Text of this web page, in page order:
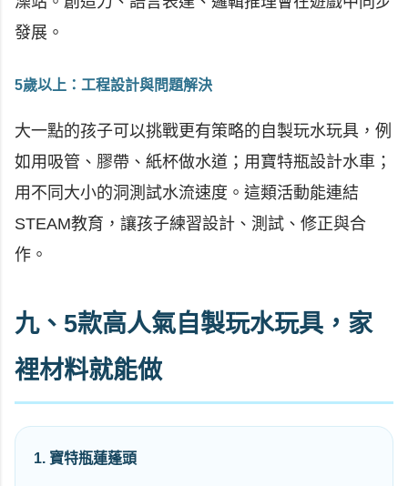
發展。
5歲以上：工程設計與問題解決
大一點的孩子可以挑戰更有策略的自製玩水玩具，例
如用吸管、膠帶、紙杯做水道；用寶特瓶設計水車；
用不同大小的洞測試水流速度。這類活動能連結
STEAM教育，讓孩子練習設計、測試、修正與合
作。
九、5款高人氣自製玩水玩具，家
裡材料就能做
1. 寶特瓶蓮蓬頭